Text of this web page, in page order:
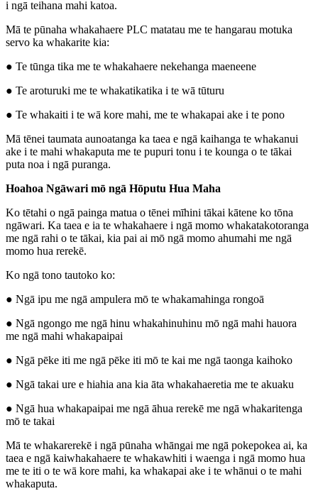
i ngā teihana mahi katoa.
Mā te pūnaha whakahaere PLC matatau me te hangarau motuka
servo ka whakarite kia:
● Te tūnga tika me te whakahaere nekehanga maeneene
● Te aroturuki me te whakatikatika i te wā tūturu
● Te whakaiti i te wā kore mahi, me te whakapai ake i te pono
Mā tēnei taumata aunoatanga ka taea e ngā kaihanga te whakanui
ake i te mahi whakaputa me te pupuri tonu i te kounga o te tākai
puta noa i ngā puranga.
Hoahoa Ngāwari mō ngā Hōputu Hua Maha
Ko tētahi o ngā painga matua o tēnei mīhini tākai kātene ko tōna
ngāwari. Ka taea e ia te whakahaere i ngā momo whakatakotoranga
me ngā rahi o te tākai, kia pai ai mō ngā momo ahumahi me ngā
momo hua rerekē.
Ko ngā tono tautoko ko:
● Ngā ipu me ngā ampulera mō te whakamahinga rongoā
● Ngā ngongo me ngā hinu whakahinuhinu mō ngā mahi hauora
me ngā mahi whakapaipai
● Ngā pēke iti me ngā pēke iti mō te kai me ngā taonga kaihoko
● Ngā takai ure e hiahia ana kia āta whakahaeretia me te akuaku
● Ngā hua whakapaipai me ngā āhua rerekē me ngā whakaritenga
mō te takai
Mā te whakarerekē i ngā pūnaha whāngai me ngā pokepokea ai, ka
taea e ngā kaiwhakahaere te whakawhiti i waenga i ngā momo hua
me te iti o te wā kore mahi, ka whakapai ake i te whānui o te mahi
whakaputa.